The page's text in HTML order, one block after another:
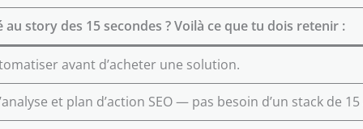
au story des 15 secondes ? Voilà ce que tu dois retenir :
avant d’acheter une solution.
et plan d’action SEO — pas besoin d’un stack de